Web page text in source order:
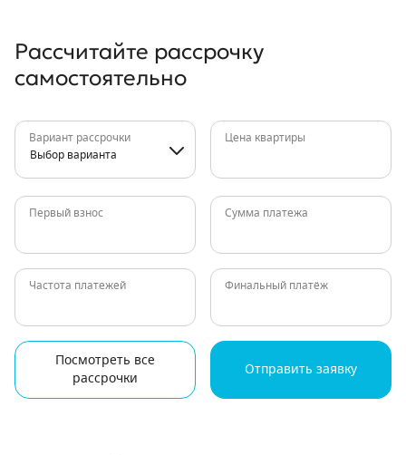
Рассчитайте рассрочку
самостоятельно
Вариант рассрочки
Выбор варианта
Цена квартиры
Первый взнос Сумма платежа
Частота платежей Финальный платёж
Посмотреть все
рассрочки
Отправить заявку